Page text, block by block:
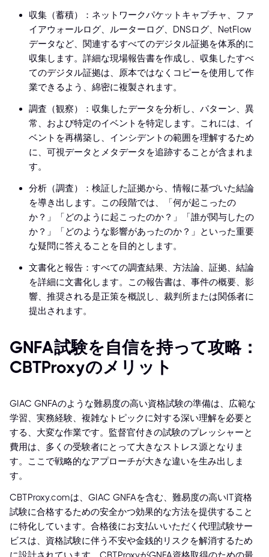
収集（蓄積）：ネットワークパケットキャプチャ、ファ
イアウォールログ、ルーターログ、DNSログ、NetFlow
データなど、関連するすべてのデジタル証拠を体系的に
収集します。詳細な現場報告書を作成し、収集したすべ
てのデジタル証拠は、原本ではなくコピーを使用して作
業できるよう、綿密に複製されます。
調査（観察）：収集したデータを分析し、パターン、異
常、および特定のイベントを特定します。これには、イ
ベントを再構築し、インシデントの範囲を理解するため
に、可視データとメタデータを追跡することが含まれま
す。
分析（調査）：検証した証拠から、情報に基づいた結論
を導き出します。この段階では、「何が起こったの
か？」「どのように起こったのか？」「誰が関与したの
か？」「どのような影響があったのか？」といった重要
な疑問に答えることを目的とします。
文書化と報告：すべての調査結果、方法論、証拠、結論
を詳細に文書化します。この報告書は、事件の概要、影
響、推奨される是正策を概説し、裁判所または関係者に
提出されます。
GNFA試験を自信を持って攻略：
CBTProxyのメリット
GIAC GNFAのような難易度の高い資格試験の準備は、広範な
学習、実務経験、複雑なトピックに対する深い理解を必要と
する、大変な作業です。監督官付きの試験のプレッシャーと
費用は、多くの受験者にとって大きなストレス源となりま
す。ここで戦略的なアプローチが大きな違いを生み出しま
す。
CBTProxy.comは、GIAC GNFAを含む、難易度の高いIT資格
試験に合格するための安全かつ効果的な方法を提供すること
に特化しています。合格後にお支払いいただく代理試験サー
ビスは、資格試験に伴う不安や金銭的リスクを解消するため